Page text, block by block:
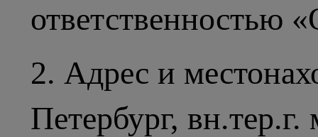
ответственностью
2. Адрес и
Петербург,